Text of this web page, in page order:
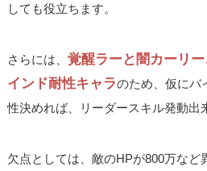
しても役立ちます。
さらには、覚醒ラーと闇カーリ
インド耐性キャラのため、仮にバ
性決めれば、リーダースキル発動出
欠点としては、敵のHPが800万など